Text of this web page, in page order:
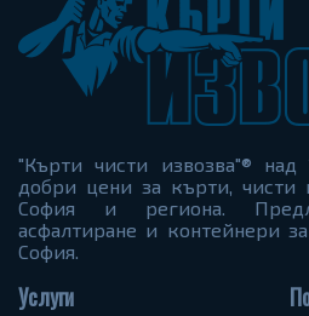
"Кърти чисти извозва"®
добри цени за кърти, чисти
София и региона.
асфалтиране и контейнери
София.
Услуги